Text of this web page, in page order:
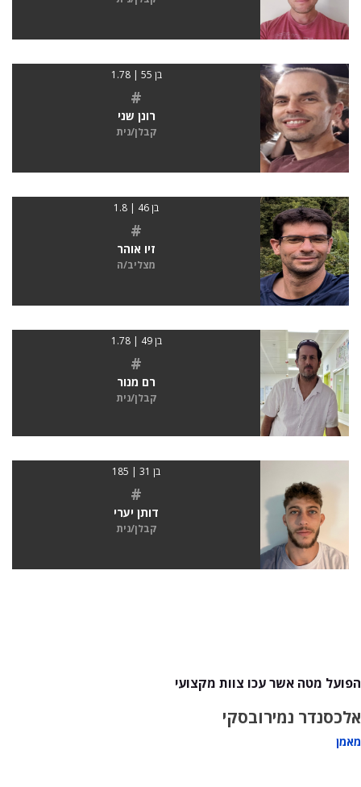
בן 55 | 1.78
#
רונן שני
קבלן/נית
בן 46 | 1.8
#
זיו אוהר
מצליב/ה
בן 49 | 1.78
#
רם מנור
קבלן/נית
בן 31 | 185
#
דותן יערי
קבלן/נית
הפועל מטה אשר עכו צוות מקצועי
אלכסנדר נמירובסקי
מאמן